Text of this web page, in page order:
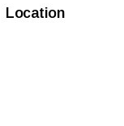
Location